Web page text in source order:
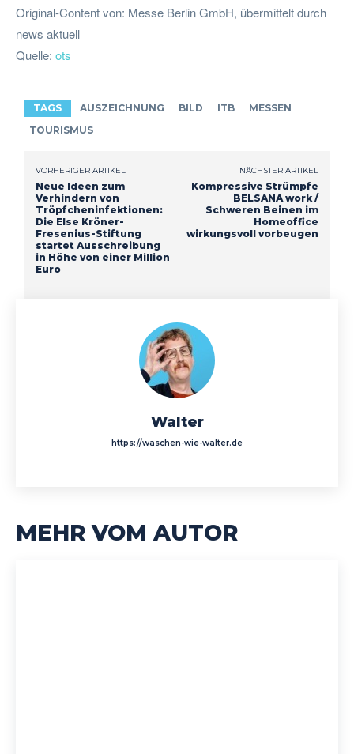
Original-Content von: Messe Berlin GmbH, übermittelt durch
news aktuell
Quelle: ots
TAGS AUSZEICHNUNG BILD ITB
MESSEN
TOURISMUS
VORHERIGER ARTIKEL
Neue Ideen zum
Verhindern von
Tröpfcheninfektionen:
Die Else Kröner-
Fresenius-Stiftung
startet Ausschreibung
in Höhe von einer Million
Euro
NÄCHSTER ARTIKEL
Kompressive Strümpfe
BELSANA work /
Schweren Beinen im
Homeoffice
wirkungsvoll vorbeugen
Walter
https://waschen-wie-walter.de
MEHR VOM AUTOR